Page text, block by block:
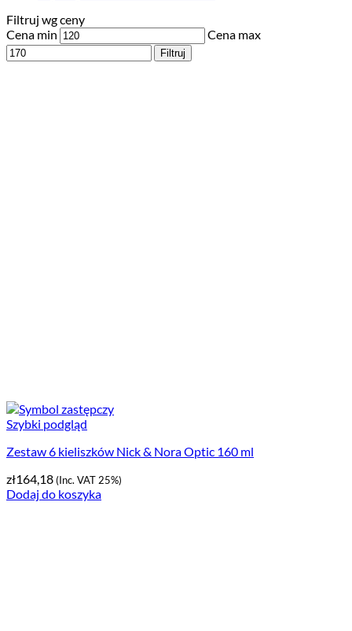
Filtruj wg ceny
Cena min
Cena max
Filtruj
Szybki podgląd
Zestaw 6 kieliszków Nick & Nora Optic 160 ml
zł164,18(Inc. VAT 25%)
Dodaj do koszyka